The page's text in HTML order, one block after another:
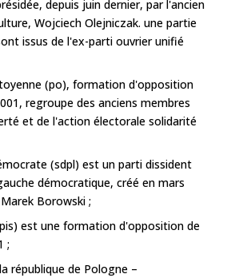
depuis juin dernier, par l'ancien
Wojciech Olejniczak. une partie
issus de l'ex-parti ouvrier unifié
(po), formation d'opposition
regroupe des anciens membres
et de l'action électorale solidarité
(sdpl) est un parti dissident
démocratique, créé en mars
Borowski ;
est une formation d'opposition de
;
république de Pologne –